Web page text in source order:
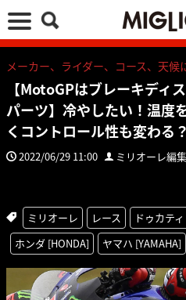
メーカー、ライダー、コース、天候
【MotoGPはブレーキディ
パーツ】冷やしたい！温度
くコントロール性も変わる？
2022/06/29 11:00 ミリオーレ編
ミリオーレ レース ドゥカティ
ホンダ [HONDA]
ヤマハ [YAMAHA]